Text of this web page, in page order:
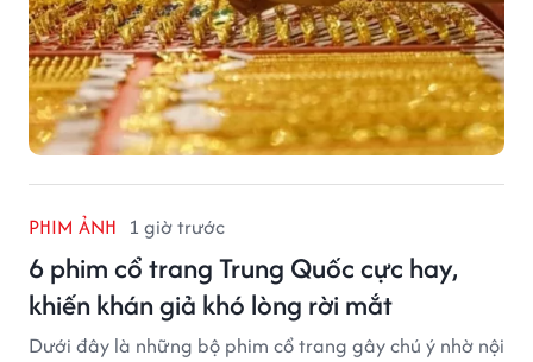
PHIM ẢNH 1 giờ trước
6 phim cổ trang Trung Quốc cực hay,
khiến khán giả khó lòng rời mắt
Dưới đây là những bộ phim cổ trang gây chú ý nhờ nội